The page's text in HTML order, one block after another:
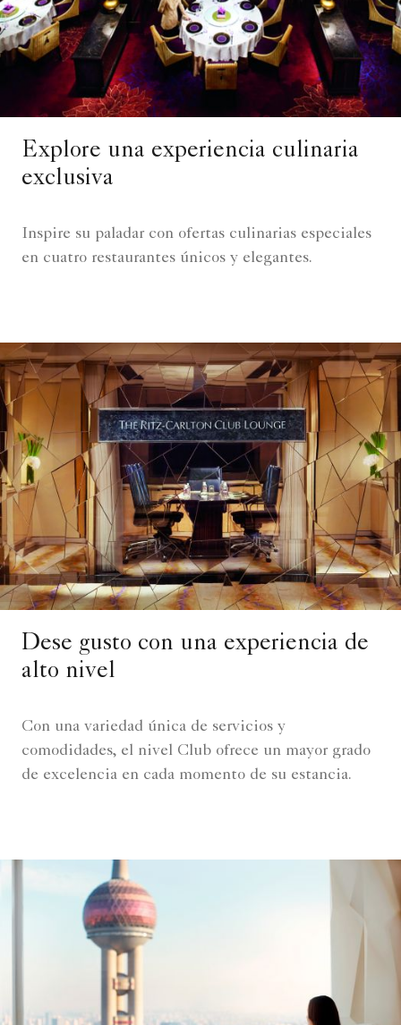
Explore una experiencia culinaria
exclusiva
Inspire su paladar con ofertas culinarias especiales
en cuatro restaurantes únicos y elegantes.
Dese gusto con una experiencia de
alto nivel
Con una variedad única de servicios y
comodidades, el nivel Club ofrece un mayor grado
de excelencia en cada momento de su estancia.